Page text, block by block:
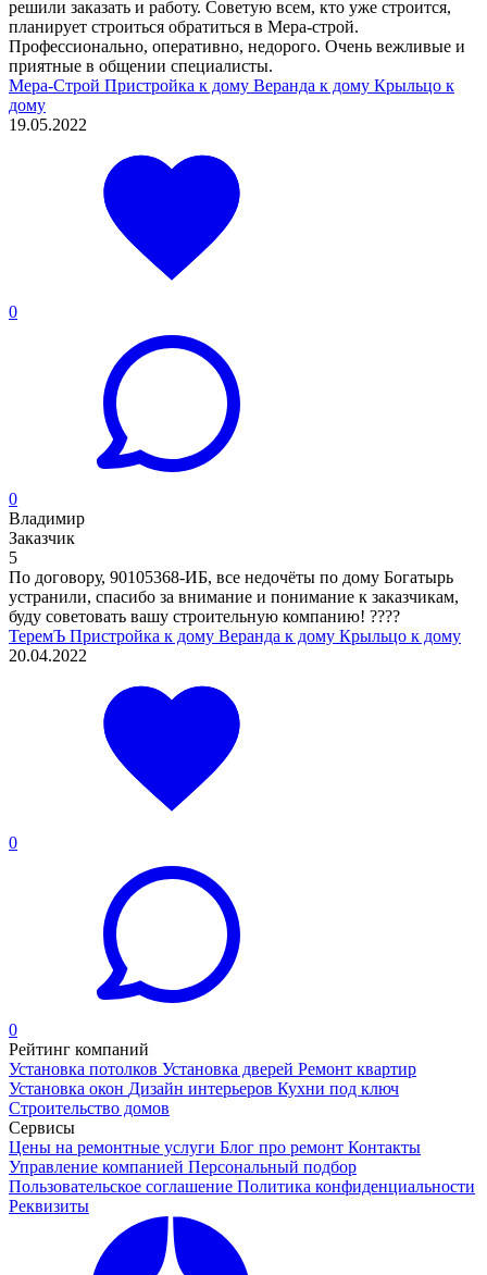
решили заказать и работу. Советую всем, кто уже строится,
планирует строиться обратиться в Мера-строй.
Профессионально, оперативно, недорого. Очень вежливые и
приятные в общении специалисты.
Мера-Строй Пристройка к дому Веранда к дому Крыльцо к
дому
19.05.2022
0
0
Владимир
Заказчик
5
По договору, 90105368-ИБ, все недочёты по дому Богатырь
устранили, спасибо за внимание и понимание к заказчикам,
буду советовать вашу строительную компанию! ????
ТеремЪ Пристройка к дому Веранда к дому Крыльцо к дому
20.04.2022
0
0
Рейтинг компаний
Установка потолков Установка дверей Ремонт квартир
Установка окон Дизайн интерьеров Кухни под ключ
Строительство домов
Сервисы
Цены на ремонтные услуги Блог про ремонт Контакты
Управление компанией Персональный подбор
Пользовательское соглашение Политика конфиденциальности
Реквизиты